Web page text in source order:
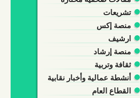
تشريعات
منصة إكس
ارشيف
منصة إرشاد
ثقافة وتربية
أنشطة عمالية وأخبار نقابية
القطاع العام